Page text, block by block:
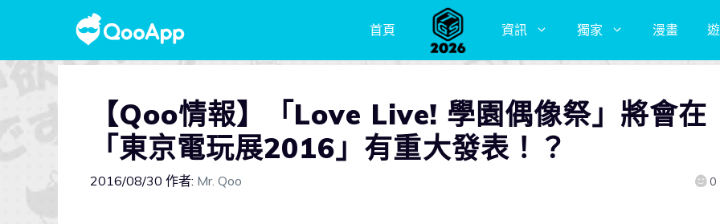
首頁 資訊 獨家 漫畫
【Qoo情報】「Love Live! 學園偶像祭」將會在
「東京電玩展2016」有重大發表！？
2016/08/30 作者: Mr. Qoo 0